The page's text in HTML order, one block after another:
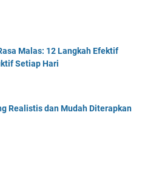
Malas: 12 Langkah Efektif
Setiap Hari
Realistis dan Mudah Diterapkan